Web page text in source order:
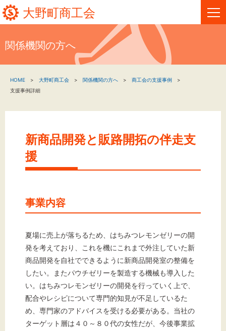
大野町商工会
新着情報
お問い合わせ
文字サイズ
標準 拡大
背景色
関係機関の方へ
HOME 大野町商工会 関係機関の方へ
商工会の支援事例
支援事例詳細
新商品開発と販路開拓の伴走支
援
事業内容
夏場に売上が落ちるため、はちみつレモンゼリーの開
発を考えており、これを機にこれまで外注していた新
商品開発を自社でできるように新商品開発室の整備を
したい。またパウチゼリーを製造する機械も導入した
い。はちみつレモンゼリーの開発を行っていく上で、
配合やレシピについて専門的知見が不足しているた
め、専門家のアドバイスを受ける必要がある。当社の
ターゲット層は４０～８０代の女性だが、今後事業拡